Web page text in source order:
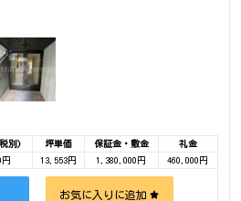
別) 坪単価 保証金・敷金
礼金
円 13,553円 1,380,000円 460,000円
お気に入りに追加